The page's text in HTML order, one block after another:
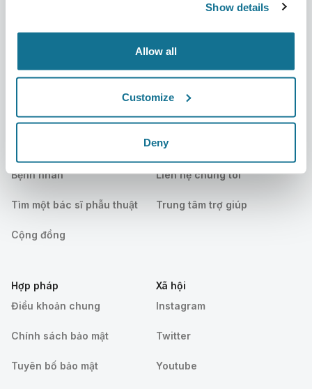
Show details
Allow all
Customize
Deny
Sự kiện
Kế hoạch của bác sĩ phẫu
thuật
Bệnh nhân
Tìm một bác sĩ phẫu thuật
Cộng đồng
Liên hệ chúng tôi
Trung tâm trợ giúp
Hợp pháp
Điều khoản chung
Chính sách bảo mật
Tuyên bố bảo mật
Xã hội
Instagram
Twitter
Youtube